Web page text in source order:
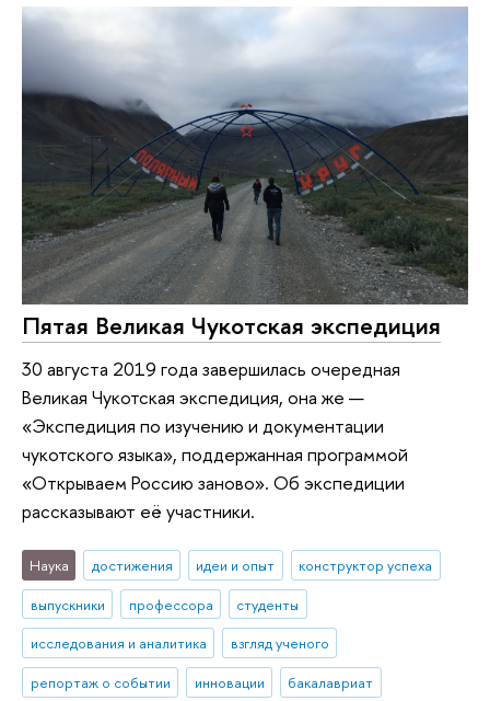
Пятая Великая Чукотская экспедиция
30 августа 2019 года завершилась очередная
Великая Чукотская экспедиция, она же —
«Экспедиция по изучению и документации
чукотского языка», поддержанная программой
«Открываем Россию заново». Об экспедиции
рассказывают её участники.
Наука достижения идеи и опыт
конструктор успеха
выпускники
профессора
студенты
исследования и аналитика
взгляд ученого
репортаж о событии
инновации
бакалавриат